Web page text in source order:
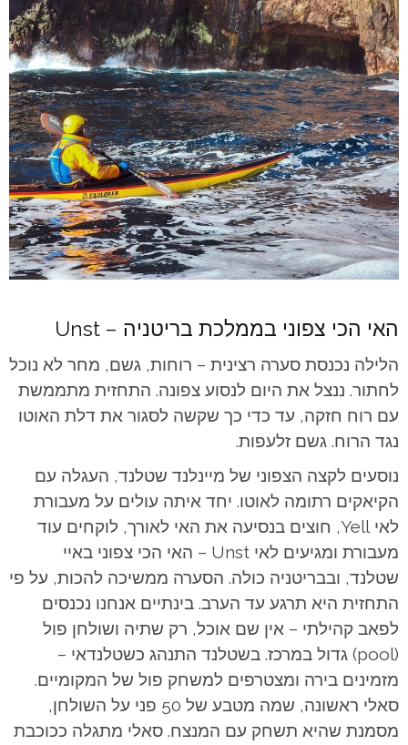
האי הכי צפוני בממלכת בריטניה – Unst
הלילה נכנסת סערה רצינית – רוחות, גשם, מחר לא נוכל
לחתור. ננצל את היום לנסוע צפונה. התחזית מתממשת
עם רוח חזקה, עד כדי כך שקשה לסגור את דלת האוטו
נגד הרוח. גשם זלעפות.
נוסעים לקצה הצפוני של מיינלנד שטלנד, העגלה עם
הקיאקים רתומה לאוטו. יחד איתה עולים על מעבורת
לאי Yell, חוצים בנסיעה את האי לאורך, לוקחים עוד
מעבורת ומגיעים לאי Unst – האי הכי צפוני באיי
שטלנד, ובבריטניה כולה. הסערה ממשיכה להכות, על פי
התחזית היא תרגע עד הערב. בינתיים אנחנו נכנסים
לפאב קהילתי – אין שם אוכל, רק שתיה ושולחן פול
(pool) גדול במרכז. בשטלנד התנהג כשטלנדאי –
מזמינים בירה ומצטרפים למשחק פול של המקומיים.
סאלי ראשונה, שמה מטבע של 50 פני על השולחן,
מסמנת שהיא תשחק עם המנצח. סאלי מתגלה ככוכבת